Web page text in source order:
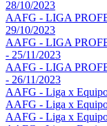
28/10/2023
AAFG - LIGA
29/10/2023
AAFG - LIGA
- 25/11/2023
AAFG - LIGA
- 26/11/2023
AAFG - Liga x
AAFG - Liga x
AAFG - Liga x